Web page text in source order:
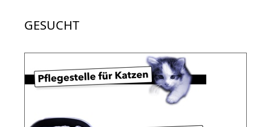
GESUCHT